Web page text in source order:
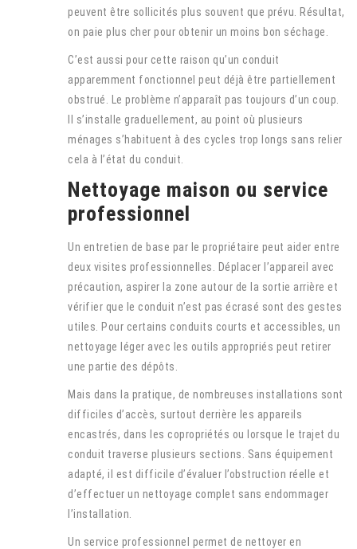
peuvent être sollicités plus souvent que prévu. Résultat,
on paie plus cher pour obtenir un moins bon séchage.
C’est aussi pour cette raison qu’un conduit
apparemment fonctionnel peut déjà être partiellement
obstrué. Le problème n’apparaît pas toujours d’un coup.
Il s’installe graduellement, au point où plusieurs
ménages s’habituent à des cycles trop longs sans relier
cela à l’état du conduit.
Nettoyage maison ou service
professionnel
Un entretien de base par le propriétaire peut aider entre
deux visites professionnelles. Déplacer l’appareil avec
précaution, aspirer la zone autour de la sortie arrière et
vérifier que le conduit n’est pas écrasé sont des gestes
utiles. Pour certains conduits courts et accessibles, un
nettoyage léger avec les outils appropriés peut retirer
une partie des dépôts.
Mais dans la pratique, de nombreuses installations sont
difficiles d’accès, surtout derrière les appareils
encastrés, dans les copropriétés ou lorsque le trajet du
conduit traverse plusieurs sections. Sans équipement
adapté, il est difficile d’évaluer l’obstruction réelle et
d’effectuer un nettoyage complet sans endommager
l’installation.
Un service professionnel permet de nettoyer en